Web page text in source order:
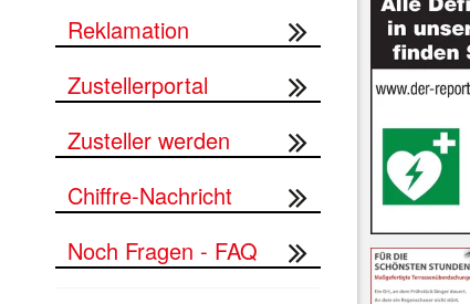
Reklamation
Zustellerportal
Zusteller werden
Chiffre-Nachricht
Noch Fragen - FAQ